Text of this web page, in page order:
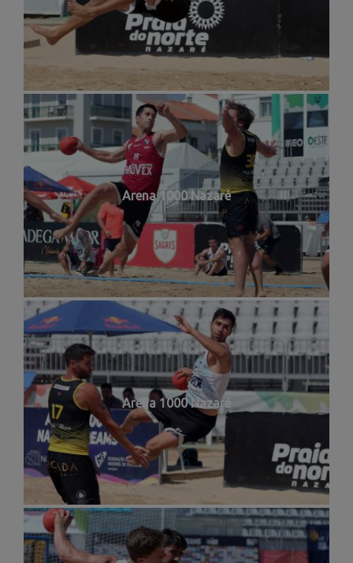
Arena 1000 Nazaré
Arena 1000 Nazaré